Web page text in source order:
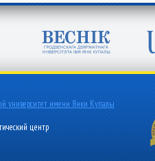
университет имени Янки Купалы
центр